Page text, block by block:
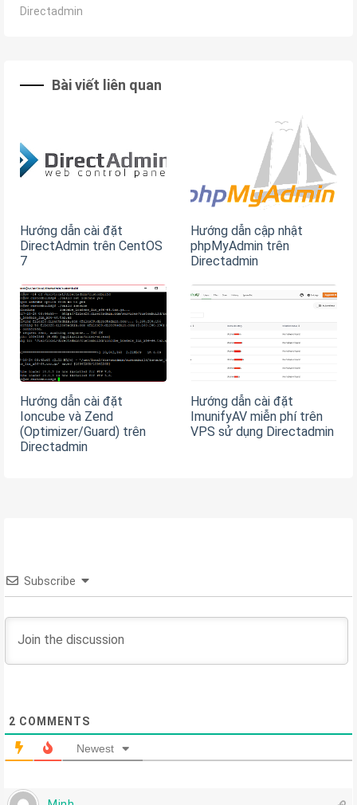
Directadmin
Bài viết liên quan
Hướng dẫn cài đặt
DirectAdmin trên CentOS
7
Hướng dẫn cập nhật
phpMyAdmin trên
Directadmin
Hướng dẫn cài đặt
Ioncube và Zend
(Optimizer/Guard) trên
Directadmin
Hướng dẫn cài đặt
ImunifyAV miễn phí trên
VPS sử dụng Directadmin
Subscribe
2 COMMENTS
Newest